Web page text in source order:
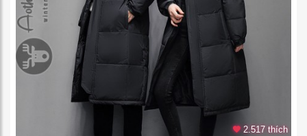
2.517 thích